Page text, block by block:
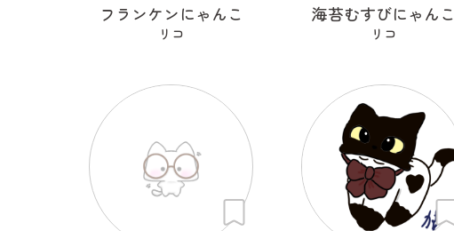
フランケンにゃんこ
リコ
海苔むすびにゃんこ
リコ